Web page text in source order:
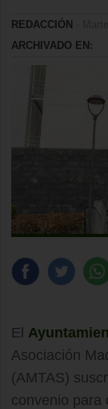
REDACCIÓN
ARCHIVADO EN:
El
Asociación
(AMTAS)
convenio para